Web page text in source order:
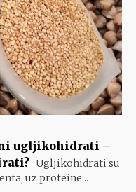
ugljikohidrati –
Ugljikohidrati su
uz proteine...